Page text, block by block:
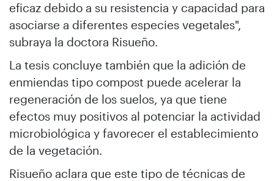
eficaz debido a su resistencia y capacidad para
asociarse a diferentes especies vegetales",
subraya la doctora Risueño.
La tesis concluye también que la adición de
enmiendas tipo compost puede acelerar la
regeneración de los suelos, ya que tiene
efectos muy positivos al potenciar la actividad
microbiológica y favorecer el establecimiento
de la vegetación.
Risueño aclara que este tipo de técnicas de